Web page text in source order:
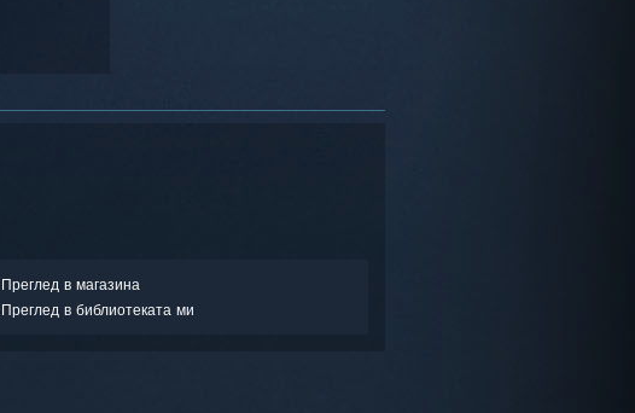
Преглед в магазина
Преглед в библиотеката ми